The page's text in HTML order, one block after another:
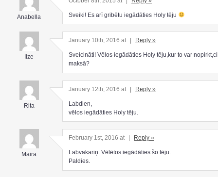
Anabella Sveiki! Es arī gribētu iegādāties Holy tēju
Ilze
January 10th, 2016 at Reply »
Sveicināti! Vēlos iegādāties Holy tēju,kur to var
maksā?
Rita
January 12th, 2016 at | Reply »
Labdien,
vēlos iegādāties Holy tēju.
Maira
February 1st, 2016 at Reply »
Labvakariņ. Vēlētos iegādāties šo tēju.
Paldies.